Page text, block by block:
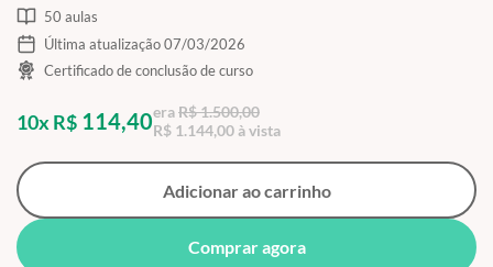
50 aulas
Última atualização 07/03/2026
Certificado de conclusão de curso
10x R$ 114,40eraR$ 1.500,00
R$ 1.144,00 à vista
Adicionar ao carrinho
Comprar agora